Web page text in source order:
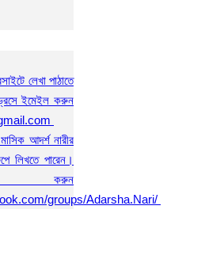
লেখা পাঠাতে
ইমেইল করুন
আদর্শ নারীর
লিখতে পারেন।
করুন
groups/Adarsha.Nari/